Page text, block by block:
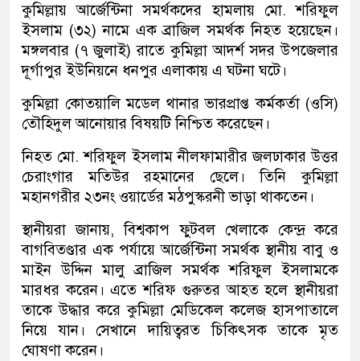
কুমিল্লায় আর্জেন্টিনা সমর্থকদের হামলায় মো. শরিফুল
ইসলাম (৩২) নামে এক ব্রাজিল সমর্থক নিহত হয়েছেন।
মঙ্গলবার (৭ জুলাই) রাতে কুমিল্লা আদর্শ সদর উপজেলার
দূর্গাপুর ইউনিয়নে ধনপুর এলাকায় এ ঘটনা ঘটে।
কুমিল্লা কোতয়ালি মডেল থানার ভারপ্রাপ্ত কর্মকর্তা (ওসি)
তৌহিদুল আনোয়ার বিষয়টি নিশ্চিত করেছেন।
নিহত মো. শরিফুল ইসলাম নীলফামারীর জলঢাকার উত্তর
চেরাংগার মতিউর রহমানের ছেলে। তিনি কুমিল্লা
মহানগরীর ২৩নং ওয়ার্ডের মঠপুস্করনী ভাড়া থাকতেন।
স্থানীয়রা জানায়, বিশ্বকাপ ফুটবল খেলাকে কেন্দ্র করে
বাগবিতণ্ডার এক পর্যায়ে আর্জেন্টিনা সমর্থক স্থানীয় বাবু ও
মাইন উদ্দিন মালু ব্রাজিল সমর্থক শরিফুল ইসলামকে
মারধর করেন। এতে শরিফ গুরুতর আহত হলে স্থানীয়রা
তাকে উদ্ধার করে কুমিল্লা মেডিকেল কলেজ হাসপাতালে
নিয়ে যান। সেখানে দায়িত্বরত চিকিৎসক তাকে মৃত
ঘোষণা করেন।